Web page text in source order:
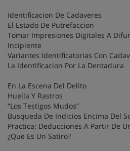
Identificacion De Cadaveres
El Estado De Putrefaccion
Tomar Impresiones Digitales A
Incipiente
Variantes Identificatorias Con
La Identificacion Por La Dentadura
En La Escena Del Delito
Huella Y Rastros
“Los Testigos Mudos”
Busqueda De Indicios Encima Del
Practica: Deducciones A Partir De
¿Que Es Un Satiro?